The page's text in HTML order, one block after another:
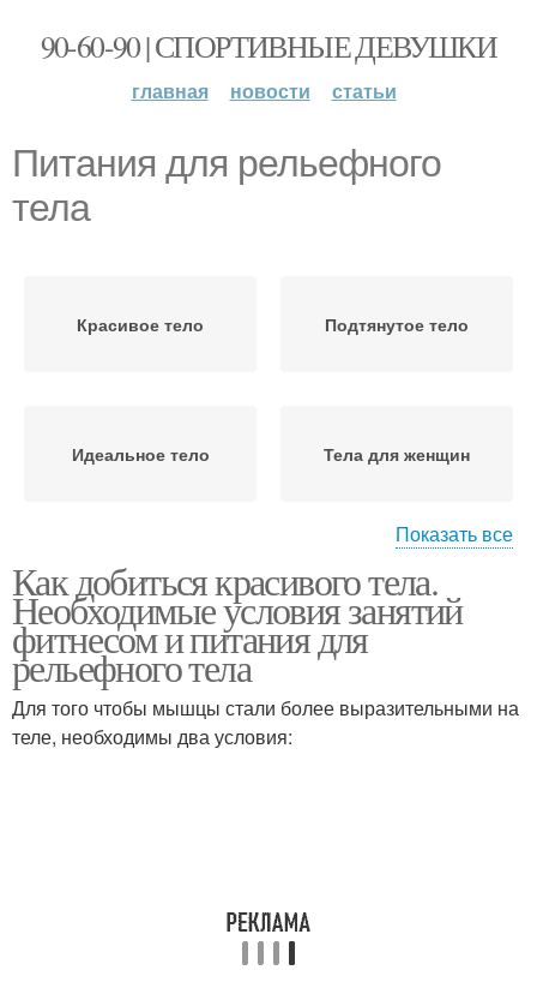
90-60-90 | СПОРТИВНЫЕ ДЕВУШКИ
главная новости статьи
Питания для рельефного
тела
Красивое тело Подтянутое тело
Идеальное тело Тела для женщин
Питания на сушке Спортивное питание
Питание в ходе
Показать все
Как добиться красивого тела.
Необходимые условия занятий
фитнесом и питания для
рельефного тела
Для того чтобы мышцы стали более выразительными на
теле, необходимы два условия: